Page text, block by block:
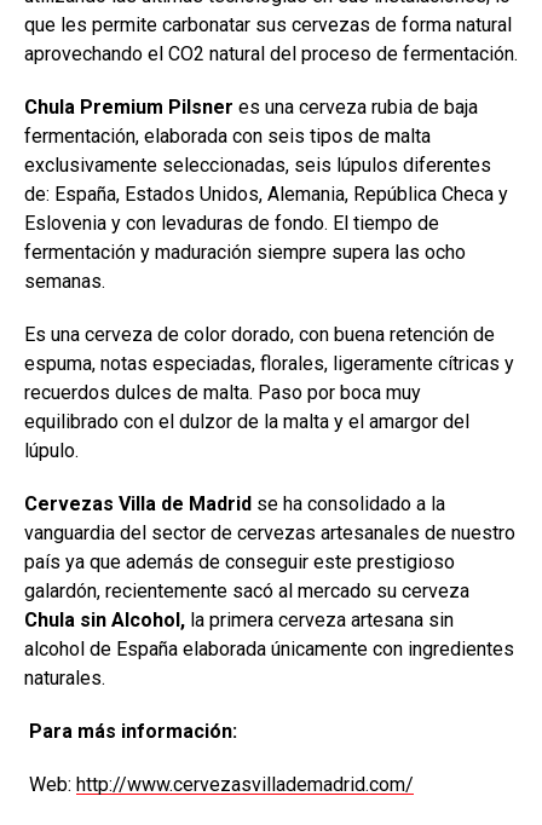
que les permite carbonatar sus cervezas de forma natural
aprovechando el CO2 natural del proceso de fermentación.
Chula Premium Pilsner es una cerveza rubia de baja
fermentación, elaborada con seis tipos de malta
exclusivamente seleccionadas, seis lúpulos diferentes
de: España, Estados Unidos, Alemania, República Checa y
Eslovenia y con levaduras de fondo. El tiempo de
fermentación y maduración siempre supera las ocho
semanas.
Es una cerveza de color dorado, con buena retención de
espuma, notas especiadas, florales, ligeramente cítricas y
recuerdos dulces de malta. Paso por boca muy
equilibrado con el dulzor de la malta y el amargor del
lúpulo.
Cervezas Villa de Madrid se ha consolidado a la
vanguardia del sector de cervezas artesanales de nuestro
país ya que además de conseguir este prestigioso
galardón, recientemente sacó al mercado su cerveza
Chula sin Alcohol, la primera cerveza artesana sin
alcohol de España elaborada únicamente con ingredientes
naturales.
Para más información:
Web: http://www.cervezasvillademadrid.com/